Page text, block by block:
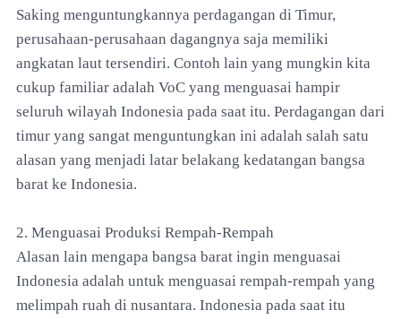
Saking menguntungkannya perdagangan di Timur,
perusahaan-perusahaan dagangnya saja memiliki
angkatan laut tersendiri. Contoh lain yang mungkin kita
cukup familiar adalah VoC yang menguasai hampir
seluruh wilayah Indonesia pada saat itu. Perdagangan dari
timur yang sangat menguntungkan ini adalah salah satu
alasan yang menjadi latar belakang kedatangan bangsa
barat ke Indonesia.
2. Menguasai Produksi Rempah-Rempah
Alasan lain mengapa bangsa barat ingin menguasai
Indonesia adalah untuk menguasai rempah-rempah yang
melimpah ruah di nusantara. Indonesia pada saat itu